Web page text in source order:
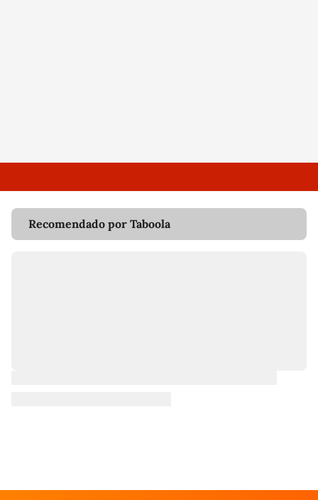
Recomendado por Taboola